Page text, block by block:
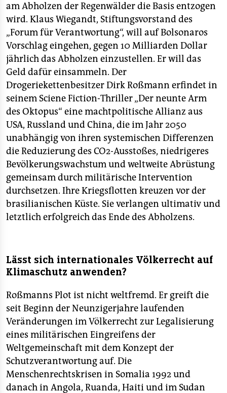
am Abholzen der Regenwälder die Basis entzogen
wird. Klaus Wiegandt, Stiftungsvorstand des
„Forum für Verantwortung“, will auf Bolsonaros
Vorschlag eingehen, gegen 10 Milliarden Dollar
jährlich das Abholzen einzustellen. Er will das
Geld dafür einsammeln. Der
Drogeriekettenbesitzer Dirk Roßmann erfindet in
seinem Sciene Fiction-Thriller „Der neunte Arm
des Oktopus“ eine machtpolitische Allianz aus
USA, Russland und China, die im Jahr 2050
unabhängig von ihren systemischen Differenzen
die Reduzierung des CO2-Ausstoßes, niedrigeres
Bevölkerungswachstum und weltweite Abrüstung
gemeinsam durch militärische Intervention
durchsetzen. Ihre Kriegsflotten kreuzen vor der
brasilianischen Küste. Sie verlangen ultimativ und
letztlich erfolgreich das Ende des Abholzens.
Lässt sich internationales Völkerrecht auf
Klimaschutz anwenden?
Roßmanns Plot ist nicht weltfremd. Er greift die
seit Beginn der Neunzigerjahre laufenden
Veränderungen im Völkerrecht zur Legalisierung
eines militärischen Eingreifens der
Weltgemeinschaft mit dem Konzept der
Schutzverantwortung auf. Die
Menschenrechtskrisen in Somalia 1992 und
danach in Angola, Ruanda, Haiti und im Sudan